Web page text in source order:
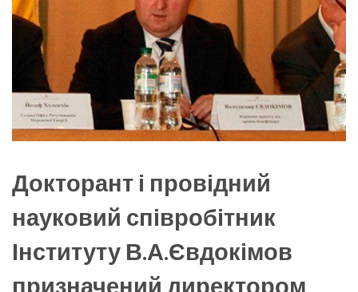
Докторант і провідний
науковий співробітник
Інституту В.А.Євдокімов
призначений директором